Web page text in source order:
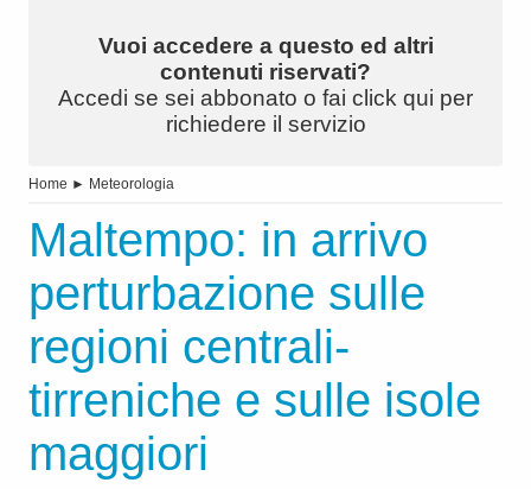
Vuoi accedere a questo ed altri
contenuti riservati?
Accedi se sei abbonato o fai click qui per
richiedere il servizio
Home ► Meteorologia
Maltempo: in arrivo
perturbazione sulle
regioni centrali-
tirreniche e sulle isole
maggiori